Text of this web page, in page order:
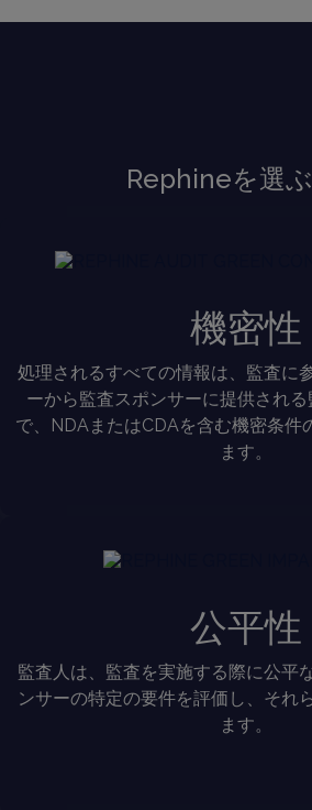
Rephineを選
機密性
処理されるすべての情報は、監査に
ーから監査スポンサーに提供され
で、NDAまたはCDAを含む機密条件
ます。
公平性
監査人は、監査を実施する際に公平
ンサーの特定の要件を評価し、それ
ます。